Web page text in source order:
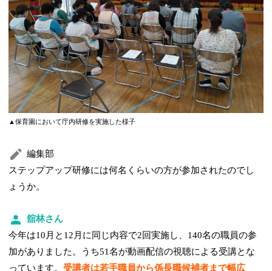
▲保育園において庁内研修を実施した様子
編集部
ステップアップ研修には何名くらいの方が参加されたのでし
ょうか。
舘林さん
今年は10月と12月に同じ内容で2回実施し、140名の職員の参
加がありました。うち51名が動画配信の視聴による受講とな
っています。 受講者は若手職員から係長職候補者まで幅広